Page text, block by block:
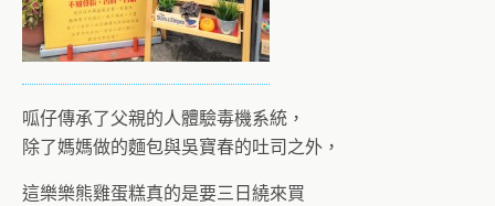
呱仔傳承了父親的人體驗毒機系統，
除了媽媽做的麵包與吳寶春的吐司之外，
這樂樂熊雞蛋糕真的是要三日繞來買